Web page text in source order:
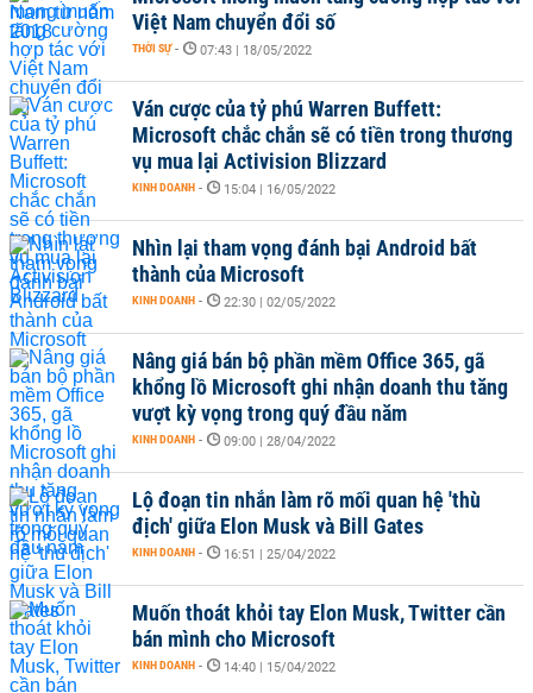
Việt Nam chuyển đổi số
THỜI SỰ - 07:43 | 18/05/2022
Ván cược của tỷ phú Warren Buffett:
Microsoft chắc chắn sẽ có tiền trong thương
vụ mua lại Activision Blizzard
KINH DOANH - 15:04 | 16/05/2022
Nhìn lại tham vọng đánh bại Android bất
thành của Microsoft
KINH DOANH - 22:30 | 02/05/2022
Nâng giá bán bộ phần mềm Office 365, gã
khổng lồ Microsoft ghi nhận doanh thu tăng
vượt kỳ vọng trong quý đầu năm
KINH DOANH - 09:00 | 28/04/2022
Lộ đoạn tin nhắn làm rõ mối quan hệ 'thù
địch' giữa Elon Musk và Bill Gates
KINH DOANH - 16:51 | 25/04/2022
Muốn thoát khỏi tay Elon Musk, Twitter cần
bán mình cho Microsoft
KINH DOANH - 14:40 | 15/04/2022